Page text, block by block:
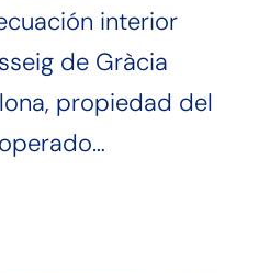
interior
de Gràcia
propiedad del